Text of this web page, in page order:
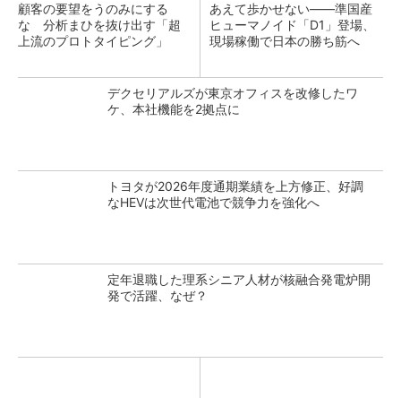
顧客の要望をうのみにする
な 分析まひを抜け出す「超
上流のプロトタイピング」
あえて歩かせない――準国産
ヒューマノイド「D1」登場、
現場稼働で日本の勝ち筋へ
デクセリアルズが東京オフィスを改修したワ
ケ、本社機能を2拠点に
トヨタが2026年度通期業績を上方修正、好調
なHEVは次世代電池で競争力を強化へ
定年退職した理系シニア人材が核融合発電炉開
発で活躍、なぜ？